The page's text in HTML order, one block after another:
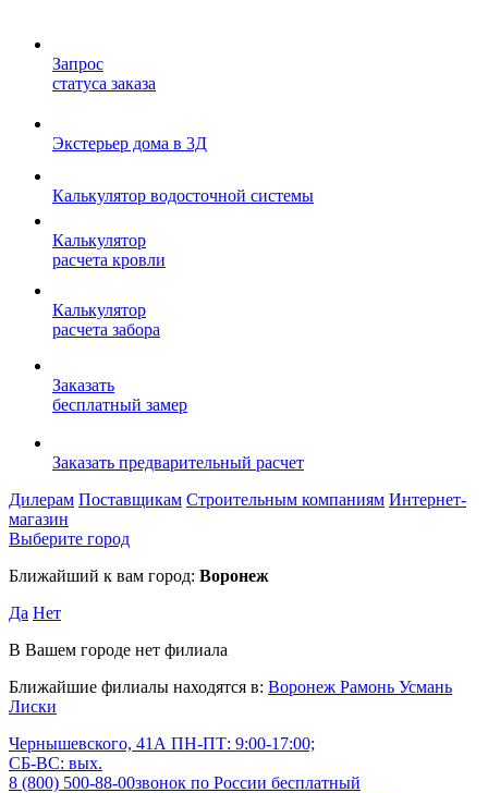
Запрос
статуса заказа
Экстерьер дома в 3Д
Калькулятор водосточной системы
Калькулятор
расчета кровли
Калькулятор
расчета забора
Заказать
бесплатный замер
Заказать предварительный расчет
Дилерам Поставщикам Строительным компаниям Интернет-
магазин
Выберите город
Ближайший к вам город: Воронеж
Да Нет
В Вашем городе нет филиала
Ближайшие филиалы находятся в: Воронеж Рамонь Усмань
Лиски
Чернышевского, 41А ПН-ПТ: 9:00-17:00;
СБ-ВС: вых.
8 (800) 500-88-00звонок по России бесплатный